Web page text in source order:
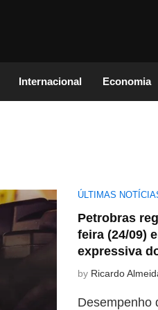
Internacional Economia
ÚLTIMAS
Petrobras
feira (24/09)
expressiva
by Ricardo
Desempenho